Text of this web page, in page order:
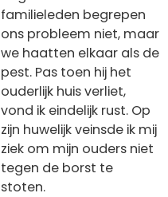
familieleden begrepen
ons probleem niet, maar
we haatten elkaar als de
pest. Pas toen hij het
ouderlijk huis verliet,
vond ik eindelijk rust. Op
zijn huwelijk veinsde ik mij
ziek om mijn ouders niet
tegen de borst te
stoten.